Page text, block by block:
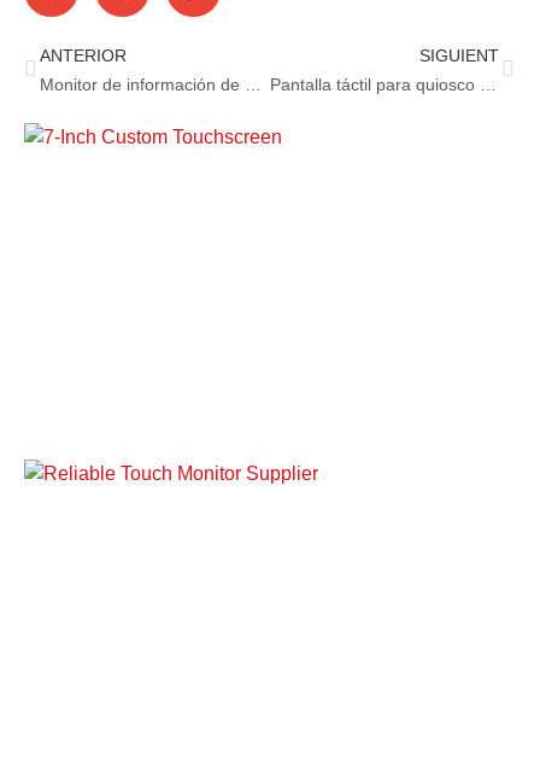
ANTERIOR
Monitor de información de vuelo:información de vuelo de un vistazo
SIGUIENT
Pantalla táctil para quiosco de pago: especificacione imprescindible